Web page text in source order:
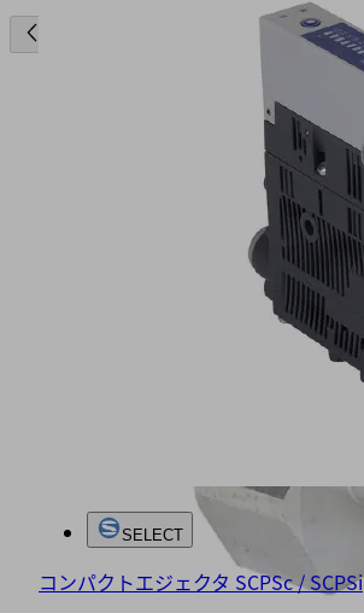
SELECT
コンパクトエジェクタ SCPSc / SCPSi